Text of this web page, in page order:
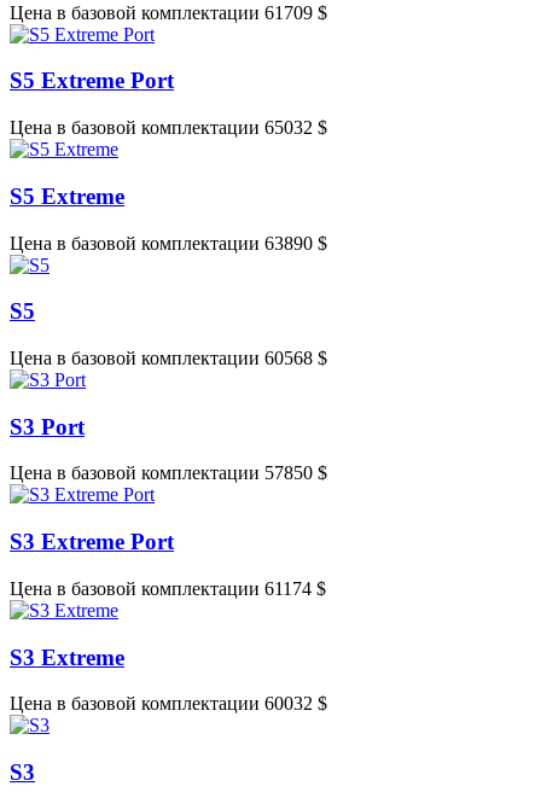
Цена в базовой комплектации 61709 $
S5 Extreme Port
Цена в базовой комплектации 65032 $
S5 Extreme
Цена в базовой комплектации 63890 $
S5
Цена в базовой комплектации 60568 $
S3 Port
Цена в базовой комплектации 57850 $
S3 Extreme Port
Цена в базовой комплектации 61174 $
S3 Extreme
Цена в базовой комплектации 60032 $
S3